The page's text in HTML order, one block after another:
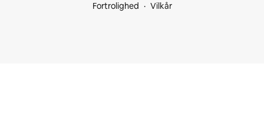
Fortrolighed
Vilkår